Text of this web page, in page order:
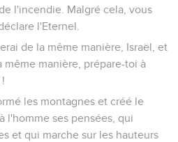
l'incendie. Malgré cela, vous
l'Eternel.
de la même manière, Israël, et
manière, prépare-toi à
les montagnes et créé le
l'homme ses pensées, qui
et qui marche sur les hauteurs